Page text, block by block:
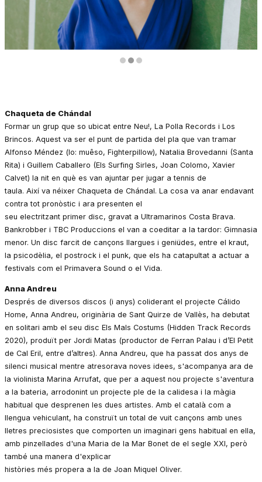
Chaqueta de Chándal
Formar un grup que so ubicat entre Neu!, La Polla Records i Los
Brincos. Aquest va ser el punt de partida del pla que van tramar
Alfonso Méndez (lo: muêso, Fighterpillow), Natalia Brovedanni (Santa
Rita) i Guillem Caballero (Els Surfing Sirles, Joan Colomo, Xavier
Calvet) la nit en què es van ajuntar per jugar a tennis de
taula. Així va néixer Chaqueta de Chándal. La cosa va anar endavant
contra tot pronòstic i ara presenten el
seu electritzant primer disc, gravat a Ultramarinos Costa Brava.
Bankrobber i TBC Produccions el van a coeditar a la tardor: Gimnasia
menor. Un disc farcit de cançons llargues i geniüdes, entre el kraut,
la psicodèlia, el postrock i el punk, que els ha catapultat a actuar a
festivals com el Primavera Sound o el Vida.
Anna Andreu
Després de diversos discos (i anys) coliderant el projecte Cálido
Home, Anna Andreu, originària de Sant Quirze de Vallès, ha debutat
en solitari amb el seu disc Els Mals Costums (Hidden Track Records
2020), produït per Jordi Matas (productor de Ferran Palau i d’El Petit
de Cal Eril, entre d’altres). Anna Andreu, que ha passat dos anys de
silenci musical mentre atresorava noves idees, s'acompanya ara de
la violinista Marina Arrufat, que per a aquest nou projecte s'aventura
a la bateria, arrodonint un projecte ple de la calidesa i la màgia
habitual que desprenen les dues artistes. Amb el català com a
llengua vehiculant, ha construït un total de vuit cançons amb unes
lletres preciosistes que comporten un imaginari gens habitual en ella,
amb pinzellades d'una Maria de la Mar Bonet de el segle XXI, però
també una manera d'explicar
històries més propera a la de Joan Miquel Oliver.